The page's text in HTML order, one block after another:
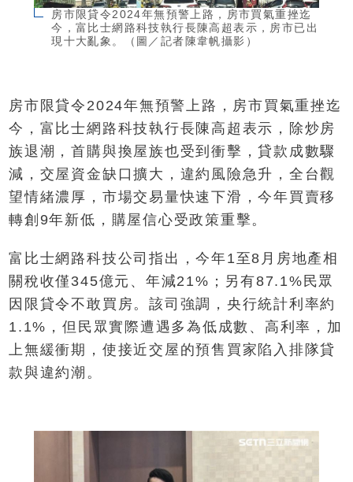
房市限貸令2024年無預警上路，房市買氣重挫迄
今，富比士網路科技執行長陳高超表示，房市已出
現十大亂象。（圖／記者陳韋帆攝影）
房市限貸令2024年無預警上路，房市買氣重挫迄
今，富比士網路科技執行長陳高超表示，除炒房
族退潮，首購與換屋族也受到衝擊，貸款成數驟
減，交屋資金缺口擴大，違約風險急升，全台觀
望情緒濃厚，市場交易量快速下滑，今年買賣移
轉創9年新低，購屋信心受政策重擊。
富比士網路科技公司指出，今年1至8月房地產相
關稅收僅345億元、年減21%；另有87.1%民眾
因限貸令不敢買房。該司強調，央行統計利率約
1.1%，但民眾實際遭遇多為低成數、高利率，加
上無緩衝期，使接近交屋的預售買家陷入排隊貸
款與違約潮。